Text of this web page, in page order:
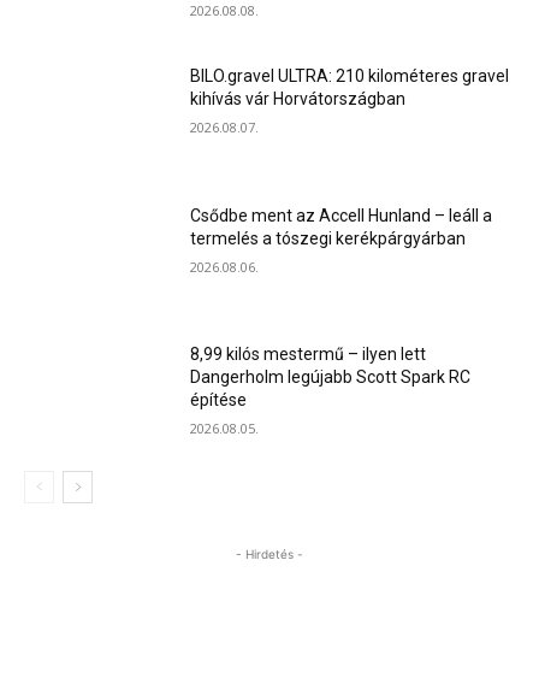
2026.08.08.
BILO.gravel ULTRA: 210 kilométeres gravel
kihívás vár Horvátországban
2026.08.07.
Csődbe ment az Accell Hunland – leáll a
termelés a tószegi kerékpárgyárban
2026.08.06.
8,99 kilós mestermű – ilyen lett
Dangerholm legújabb Scott Spark RC
építése
2026.08.05.
- Hirdetés -